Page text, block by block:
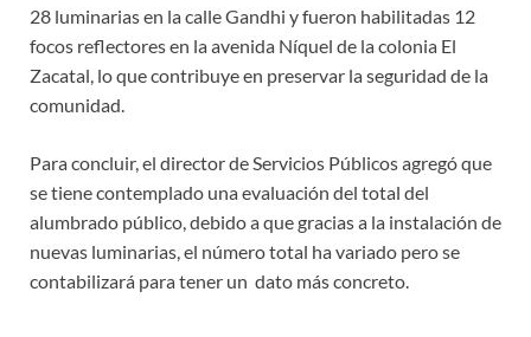
28 luminarias en la calle Gandhi y fueron habilitadas 12
focos reflectores en la avenida Níquel de la colonia El
Zacatal, lo que contribuye en preservar la seguridad de la
comunidad.
Para concluir, el director de Servicios Públicos agregó que
se tiene contemplado una evaluación del total del
alumbrado público, debido a que gracias a la instalación de
nuevas luminarias, el número total ha variado pero se
contabilizará para tener un dato más concreto.